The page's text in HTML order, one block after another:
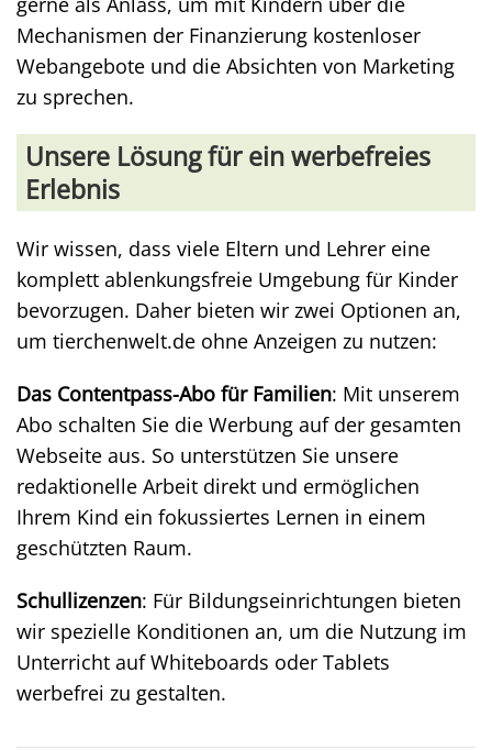
Mechanismen der Finanzierung kostenloser
Webangebote und die Absichten von Marketing
zu sprechen.
Unsere Lösung für ein werbefreies
Erlebnis
Wir wissen, dass viele Eltern und Lehrer eine
komplett ablenkungsfreie Umgebung für Kinder
bevorzugen. Daher bieten wir zwei Optionen an,
um tierchenwelt.de ohne Anzeigen zu nutzen:
Das Contentpass-Abo für Familien: Mit unserem
Abo schalten Sie die Werbung auf der gesamten
Webseite aus. So unterstützen Sie unsere
redaktionelle Arbeit direkt und ermöglichen
Ihrem Kind ein fokussiertes Lernen in einem
geschützten Raum.
Schullizenzen: Für Bildungseinrichtungen bieten
wir spezielle Konditionen an, um die Nutzung im
Unterricht auf Whiteboards oder Tablets
werbefrei zu gestalten.